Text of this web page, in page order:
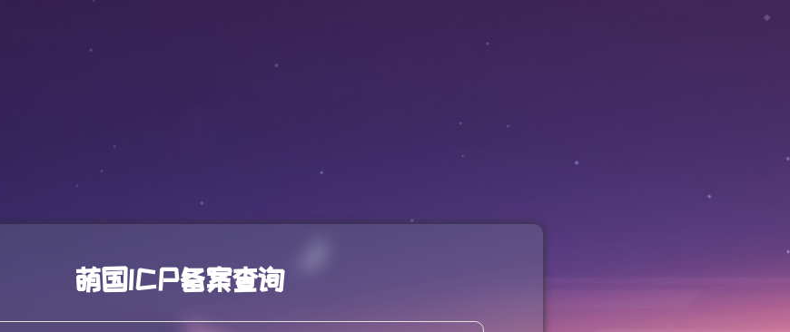
萌国ICP备案查询